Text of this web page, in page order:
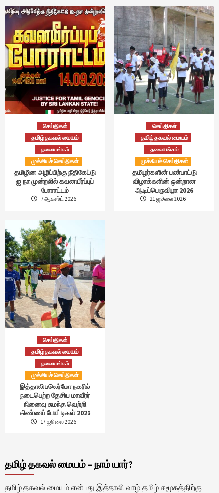
செய்திகள்
தமிழ் தகவல் மையம்
தலையங்கம்
முக்கியச் செய்திகள்
தமிழின அழிப்பிற்கு நீதிகேட்டு
ஐ.நா முன்றலில் கவனயீர்ப்புப்
போராட்டம்
7 ஆகஸ்ட் 2026
செய்திகள்
தமிழ் தகவல் மையம்
தலையங்கம்
முக்கியச் செய்திகள்
தமிழர்களின் பண்பாட்டு
விழாக்களின் ஒன்றான
ஆடிப்பெருவிழா 2026
21 ஜூலை 2026
செய்திகள்
தமிழ் தகவல் மையம்
தலையங்கம்
முக்கியச் செய்திகள்
இத்தாலி பலெர்மோ நகரில்
நடைபெற்ற தேசிய மாவீரர்
நினைவு சுமந்த வெற்றி
கிண்ணப் போட்டிகள் 2026
17 ஜூலை 2026
தமிழ் தகவல் மையம் – நாம் யார்?
தமிழ் தகவல் மையம் என்பது இத்தாலி வாழ் தமிழ் சமூகத்திற்கு